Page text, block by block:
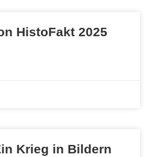
HistoFakt 2025
Krieg in Bildern